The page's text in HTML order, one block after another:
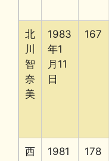
北
川
智
奈
美
1983
年1
月11
日
167
西
1981
178